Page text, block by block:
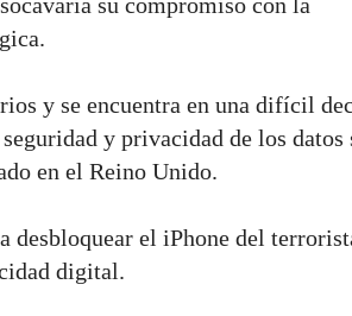
y se encuentra en una difícil
y privacidad de los datos
en el Reino Unido.
desbloquear el iPhone del
digital.